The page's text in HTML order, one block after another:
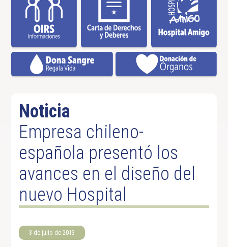
Noticia
Empresa chileno-
española presentó los
avances en el diseño del
nuevo Hospital
3 de julio de 2013